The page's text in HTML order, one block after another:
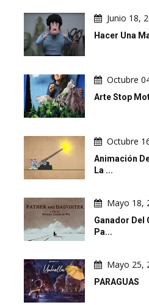
Junio 18,
Hacer Una
Octubre
Arte Stop
Octubre
Animación
La ...
Mayo 18,
Ganador Del
Pa...
Mayo 25,
PARAGUAS